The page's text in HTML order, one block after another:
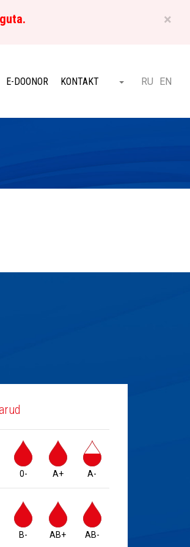
×
E-DOONOR KONTAKT Otsi ET
RU EN
0- A+ A-
B- AB+ AB-